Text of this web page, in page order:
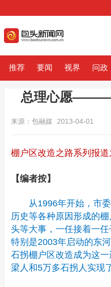
推荐 要闻 视界 问政
总理心愿———
来源：包融媒 2013-04-01
棚户区改造之路系列报道
【编者按】
从1996年开始，市
历史等各种原因形成的
头等大事，一任接着一任
特别是2003年启动的东
石拐棚户区改造成为这
梁人和5万多石拐人实现了